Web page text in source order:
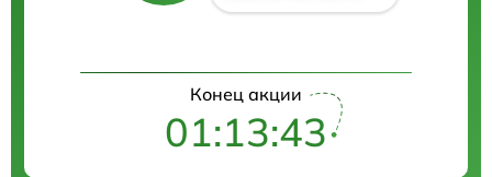
Конец акции
01:13:43